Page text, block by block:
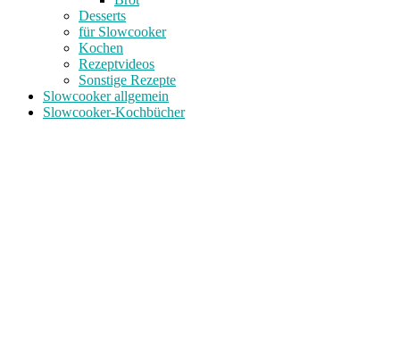
Desserts
für Slowcooker
Kochen
Rezeptvideos
Sonstige Rezepte
Slowcooker allgemein
Slowcooker-Kochbücher